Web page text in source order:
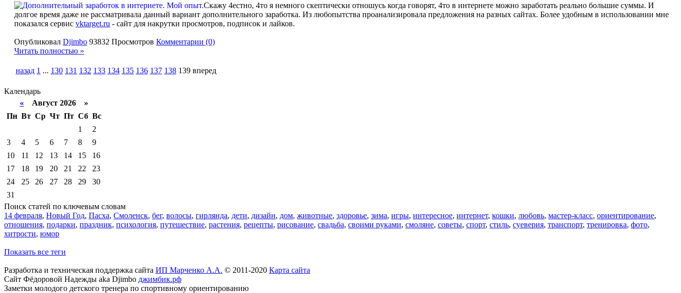
Скажу 4естно, 4то я немного скептически отношусь когда говорят, 4то в интернете можно заработать реально большие суммы. И
долгое время даже не рассматривала данный вариант дополнительного заработка. Из любопытства проанализировала предложения на разных сайтах. Более удобным в использовании мне
показался сервис vktarget.ru - сайт для накрутки просмотров, подписок и лайков.
Опубликовал Djimbo 93832 Просмотров Комментарии (0)
Читать полностью »
назад 1 ... 130 131 132 133 134 135 136 137 138 139 вперед
Календарь
« Август 2026 »
Пн Вт Ср Чт Пт Сб Вс
1
2
3
4 5 6 7 8
9
10
11 12 13 14 15
16
17
18 19 20 21 22
23
24
25 26 27 28 29
30
31
Поиск статей по ключевым словам
14 февраля, Новый Год, Пасха, Смоленск, бег, волосы, гирлянда, дети, дизайн, дом, животные, здоровье, зима, игры, интересное, интернет, кошки, любовь, мастер-класс, ориентирование,
отношения, подарки, праздник, психология, путешествие, растения, рецепты, рисование, свадьба, своими руками, смоляне, советы, спорт, стиль, суеверия, транспорт, тренировка, фото,
хитрости, юмор
Показать все теги
Разработка и техническая поддержка сайта ИП Марченко А.А. © 2011-2020 Карта сайта
Сайт Фёдоровой Надежды aka Djimbo джимбик.рф
Заметки молодого детского тренера по спортивному ориентированию